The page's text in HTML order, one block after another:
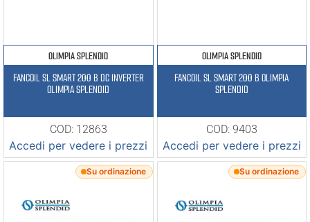
OLIMPIA SPLENDID
FANCOIL SL SMART 200 B DC INVERTER
OLIMPIA SPLENDID
COD: 12863
Accedi per vedere i prezzi
OLIMPIA SPLENDID
FANCOIL SL SMART 200 B OLIMPIA
SPLENDID
COD: 9403
Accedi per vedere i prezzi
Su ordinazione Su ordinazione